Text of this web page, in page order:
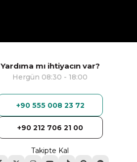
Yardıma mı ihtiyacın var?
Hergün 08:30 - 18:00
+90 555 008 23 72
+90 212 706 21 00
Takipte Kal